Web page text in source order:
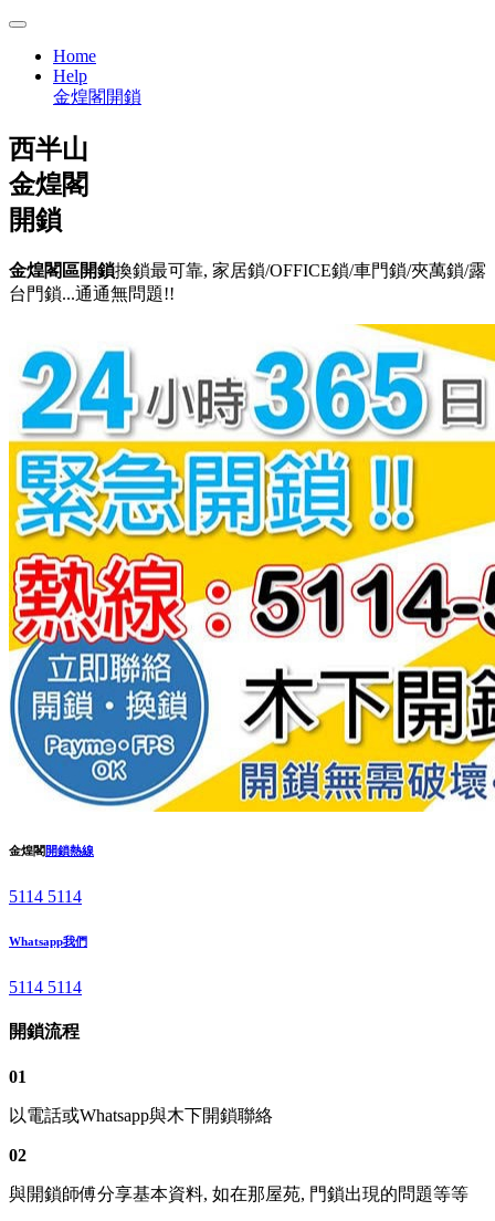
Home
Help
金煌閣開鎖
西半山
金煌閣
開鎖
金煌閣區開鎖換鎖最可靠, 家居鎖/OFFICE鎖/車門鎖/夾萬鎖/露
台門鎖...通通無問題!!
金煌閣開鎖熱線
5114 5114
Whatsapp我們
5114 5114
開鎖流程
01
以電話或Whatsapp與木下開鎖聯絡
02
與開鎖師傅分享基本資料, 如在那屋苑, 門鎖出現的問題等等